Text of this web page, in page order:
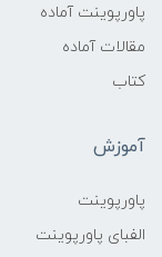
پاورپوینت آماده
مقالات آماده
کتاب
آموزش
پاورپوینت
الفبای پاورپوینت